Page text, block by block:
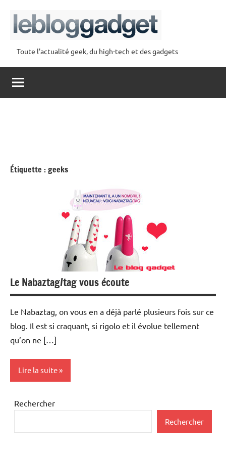
contenu
lebloggadget
Toute l'actualité geek, du high-tech et des gadgets
Étiquette :geeks
Le Nabaztag/tag vous écoute
Le Nabaztag, on vous en a déjà parlé plusieurs fois sur ce
blog. Il est si craquant, si rigolo et il évolue tellement
qu’on ne […]
Lire la suite
Internet
Rechercher
Rechercher